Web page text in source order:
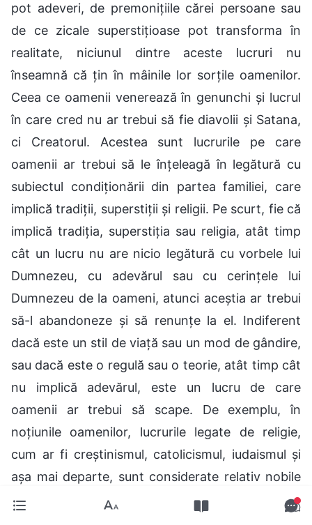
pot adeveri, de premonițiile cărei persoane sau
de ce zicale superstițioase pot transforma în
realitate, niciunul dintre aceste lucruri nu
înseamnă că țin în mâinile lor sorțile oamenilor.
Ceea ce oamenii venerează în genunchi și lucrul
în care cred nu ar trebui să fie diavolii și Satana,
ci Creatorul. Acestea sunt lucrurile pe care
oamenii ar trebui să le înțeleagă în legătură cu
subiectul condiționării din partea familiei, care
implică tradiții, superstiții și religii. Pe scurt, fie că
implică tradiția, superstiția sau religia, atât timp
cât un lucru nu are nicio legătură cu vorbele lui
Dumnezeu, cu adevărul sau cu cerințele lui
Dumnezeu de la oameni, atunci aceștia ar trebui
să-l abandoneze și să renunțe la el. Indiferent
dacă este un stil de viață sau un mod de gândire,
sau dacă este o regulă sau o teorie, atât timp cât
nu implică adevărul, este un lucru de care
oamenii ar trebui să scape. De exemplu, în
noțiunile oamenilor, lucrurile legate de religie,
cum ar fi creștinismul, catolicismul, iudaismul și
așa mai departe, sunt considerate relativ nobile
și sacre comparativ cu superstiția, tradiția sau